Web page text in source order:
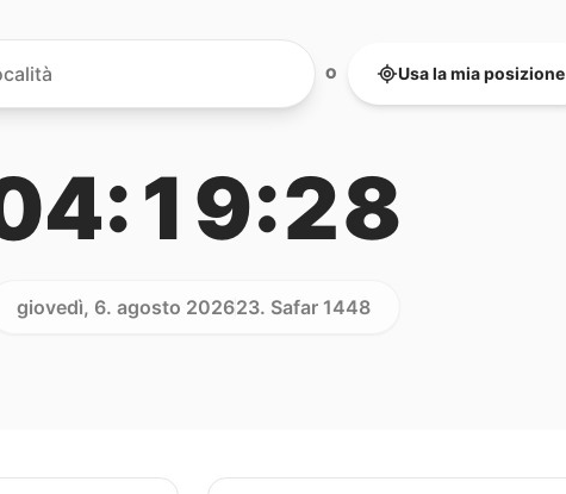
O Usa la mia posizione
giovedì, 6. agosto 202623. Safar 1448